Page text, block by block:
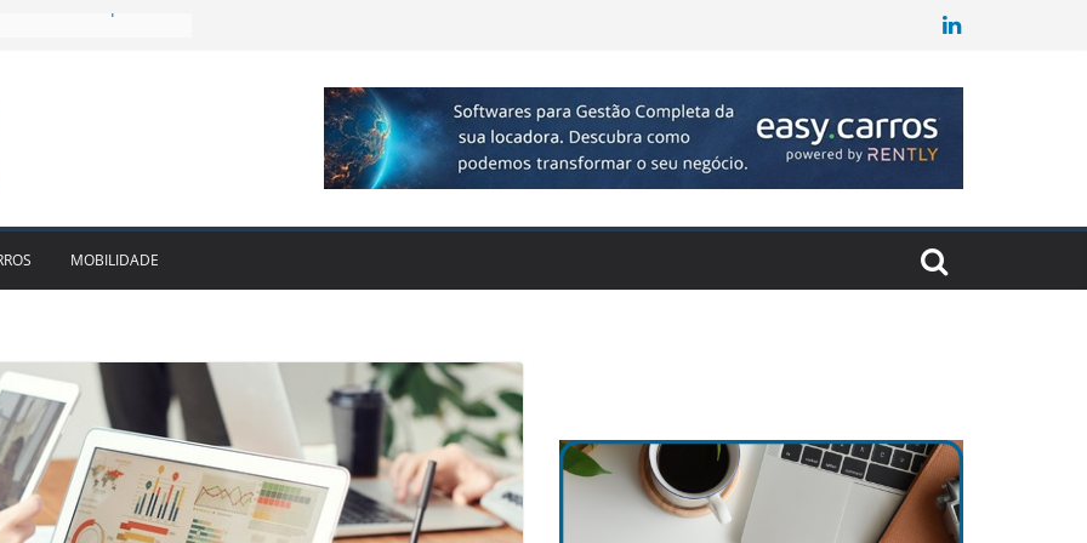
leva Localiza
novo modelo de
e fragilidades da
MOBILIDADE